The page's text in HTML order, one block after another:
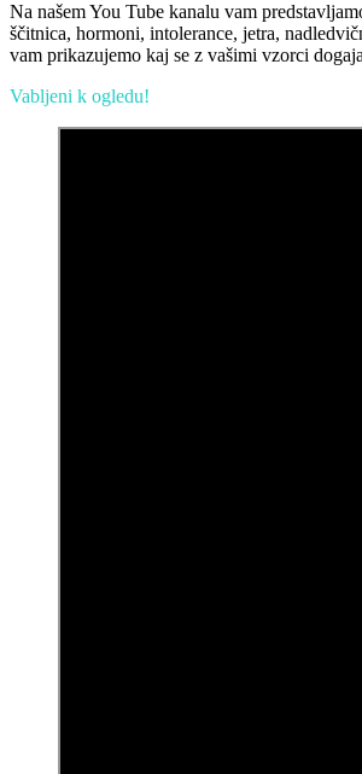
Na našem You Tube kanalu vam
ščitnica, hormoni, intolerance, jetra,
vam prikazujemo kaj se z vašimi vzorci
Vabljeni k ogledu!